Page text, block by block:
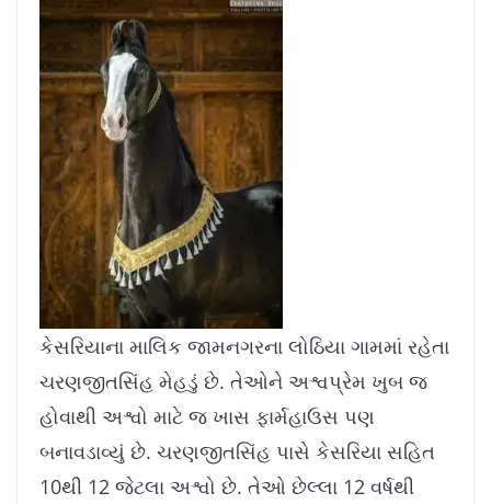
કેસરિયાના માલિક જામનગરના લોઠિયા ગામમાં રહેતા
ચરણજીતસિંહ મેહડું છે. તેઓને અશ્વપ્રેમ ખુબ જ
હોવાથી અશ્વો માટે જ ખાસ ફાર્મહાઉસ પણ
બનાવડાવ્યું છે. ચરણજીતસિંહ પાસે કેસરિયા સહિત
10થી 12 જેટલા અશ્વો છે. તેઓ છેલ્લા 12 વર્ષથી